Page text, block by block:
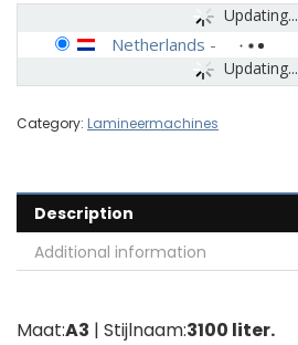
Updating...
Updating...
Netherlands -
Category: Lamineermachines
Description
Additional information
Maat:A3 | Stijlnaam:3100 liter.